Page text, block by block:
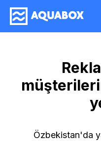
Özbekistan'da